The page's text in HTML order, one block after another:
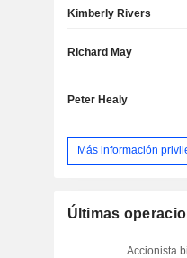
Kimberly Rivers
Richard May
Peter Healy
Más información
Últimas
Accionista